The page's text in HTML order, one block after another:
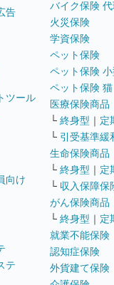
告
ツール
向け
テ
バイク保険
火災保険
学資保険
ペット保険
ペット保険
ペット保険 猫
医療保険商品
└ 終身型 ｜ 定
└ 引受基準緩
生命保険商品
└ 終身型 ｜ 定
└ 収入保障保
がん保険商品
└ 終身型 ｜ 定
就業不能保険
認知症保険
外貨建て保険